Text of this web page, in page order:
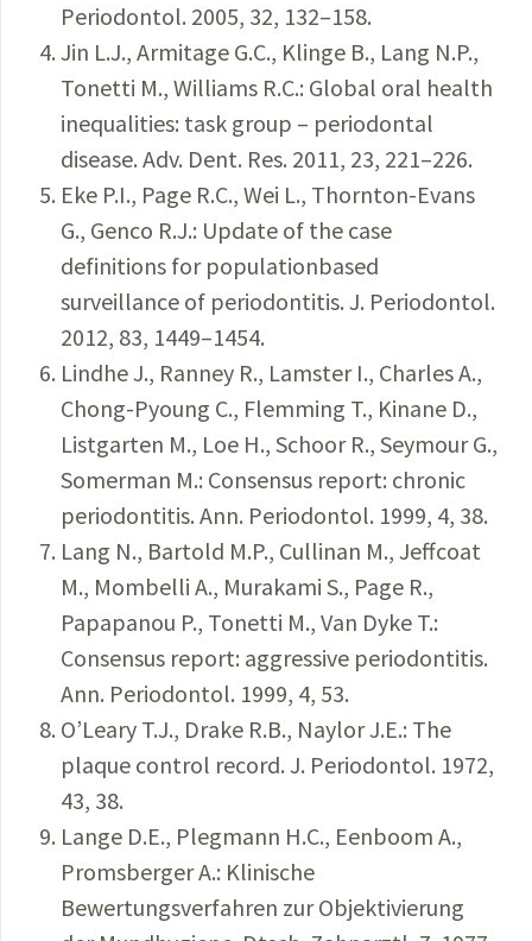
Periodontol. 2005, 32, 132–158.
Jin L.J., Armitage G.C., Klinge B., Lang N.P.,
Tonetti M., Williams R.C.: Global oral health
inequalities: task group – periodontal
disease. Adv. Dent. Res. 2011, 23, 221–226.
Eke P.I., Page R.C., Wei L., Thornton-Evans
G., Genco R.J.: Update of the case
definitions for populationbased
surveillance of periodontitis. J. Periodontol.
2012, 83, 1449–1454.
Lindhe J., Ranney R., Lamster I., Charles A.,
Chong-Pyoung C., Flemming T., Kinane D.,
Listgarten M., Loe H., Schoor R., Seymour G.,
Somerman M.: Consensus report: chronic
periodontitis. Ann. Periodontol. 1999, 4, 38.
Lang N., Bartold M.P., Cullinan M., Jeffcoat
M., Mombelli A., Murakami S., Page R.,
Papapanou P., Tonetti M., Van Dyke T.:
Consensus report: aggressive periodontitis.
Ann. Periodontol. 1999, 4, 53.
O’Leary T.J., Drake R.B., Naylor J.E.: The
plaque control record. J. Periodontol. 1972,
43, 38.
Lange D.E., Plegmann H.C., Eenboom A.,
Promsberger A.: Klinische
Bewertungsverfahren zur Objektivierung